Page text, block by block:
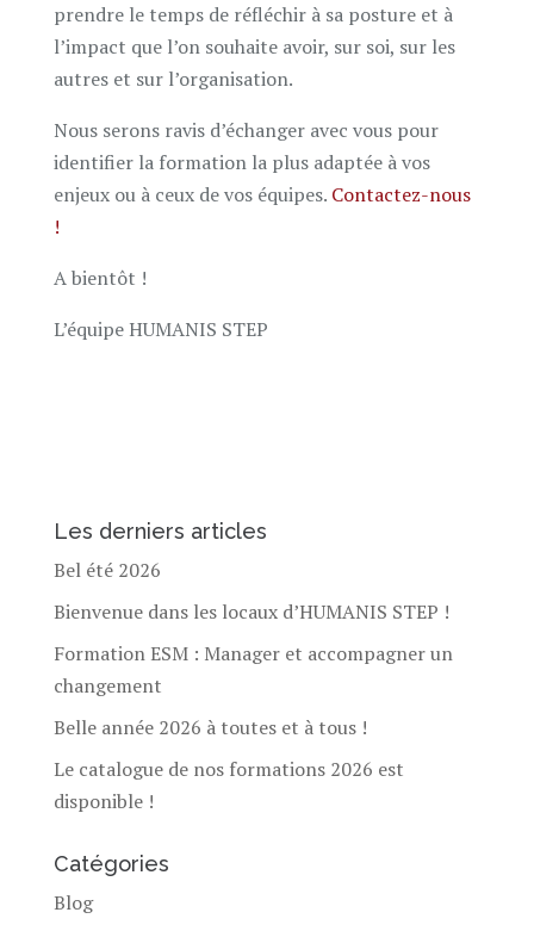
prendre le temps de réfléchir à sa posture et à
l’impact que l’on souhaite avoir, sur soi, sur les
autres et sur l’organisation.
Nous serons ravis d’échanger avec vous pour
identifier la formation la plus adaptée à vos
enjeux ou à ceux de vos équipes. Contactez-nous
!
A bientôt !
L’équipe HUMANIS STEP
Les derniers articles
Bel été 2026
Bienvenue dans les locaux d’HUMANIS STEP !
Formation ESM : Manager et accompagner un
changement
Belle année 2026 à toutes et à tous !
Le catalogue de nos formations 2026 est
disponible !
Catégories
Blog